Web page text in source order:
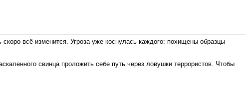
всё изменится. Угроза уже коснулась каждого: похищены образцы
свинца проложить себе путь через ловушки террористов. Чтобы